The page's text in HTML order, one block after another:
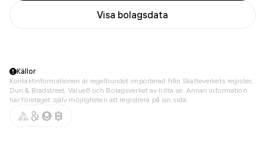
Visa bolagsdata
Källor
Kontaktinformationen är regelbundet importerad från Skatteverkets register,
Dun & Bradstreet, Value8 och Bolagsverket av hitta.se. Annan information
har företaget själv möjligheten att registrera på sin sida.